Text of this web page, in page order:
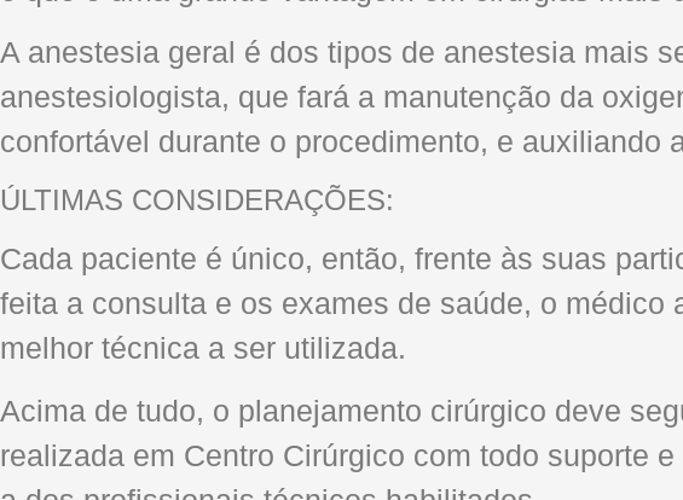
A anestesia geral é dos tipos de anestesia mais
anestesiologista, que fará a manutenção da
confortável durante o procedimento, e auxiliando
ÚLTIMAS CONSIDERAÇÕES:
Cada paciente é único, então, frente às suas
feita a consulta e os exames de saúde, o
melhor técnica a ser utilizada.
Acima de tudo, o planejamento cirúrgico deve
realizada em Centro Cirúrgico com todo suporte